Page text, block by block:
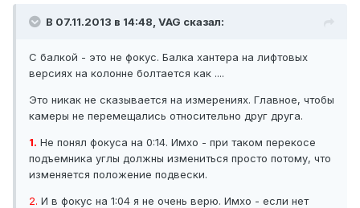
В 07.11.2013 в 14:48, VAG сказал:
С балкой - это не фокус. Балка хантера на лифтовых
версиях на колонне болтается как ....
Это никак не сказывается на измерениях. Главное, чтобы
камеры не перемещались относительно друг друга.
1. Не понял фокуса на 0:14. Имхо - при таком перекосе
подъемника углы должны измениться просто потому, что
изменяется положение подвески.
2. И в фокус на 1:04 я не очень верю. Имхо - если нет